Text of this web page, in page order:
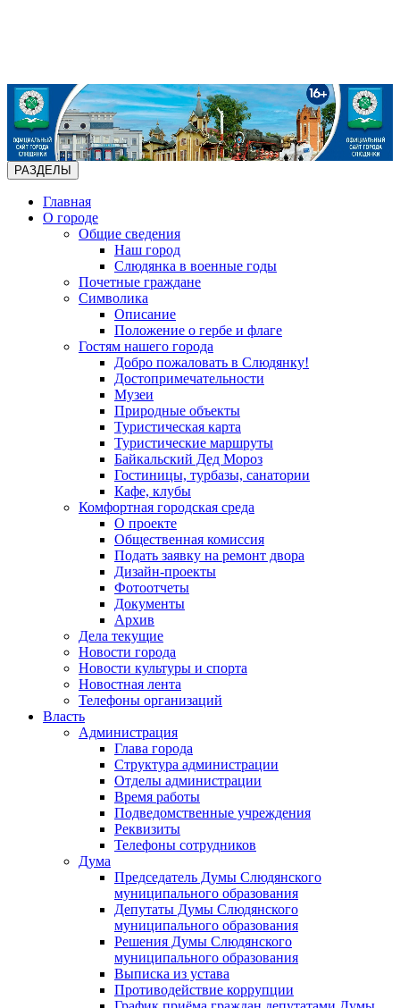
РАЗДЕЛЫ
Главная
О городе
Общие сведения
Наш город
Слюдянка в военные годы
Почетные граждане
Символика
Описание
Положение о гербе и флаге
Гостям нашего города
Добро пожаловать в Слюдянку!
Достопримечательности
Музеи
Природные объекты
Туристическая карта
Туристические маршруты
Байкальский Дед Мороз
Гостиницы, турбазы, санатории
Кафе, клубы
Комфортная городская среда
О проекте
Общественная комиссия
Подать заявку на ремонт двора
Дизайн-проекты
Фотоотчеты
Документы
Архив
Дела текущие
Новости города
Новости культуры и спорта
Новостная лента
Телефоны организаций
Власть
Администрация
Глава города
Структура администрации
Отделы администрации
Время работы
Подведомственные учреждения
Реквизиты
Телефоны сотрудников
Дума
Председатель Думы Слюдянского
муниципального образования
Депутаты Думы Слюдянского
муниципального образования
Решения Думы Слюдянского
муниципального образования
Выписка из устава
Противодействие коррупции